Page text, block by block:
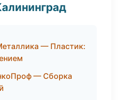
— Пластик:
— Сборка